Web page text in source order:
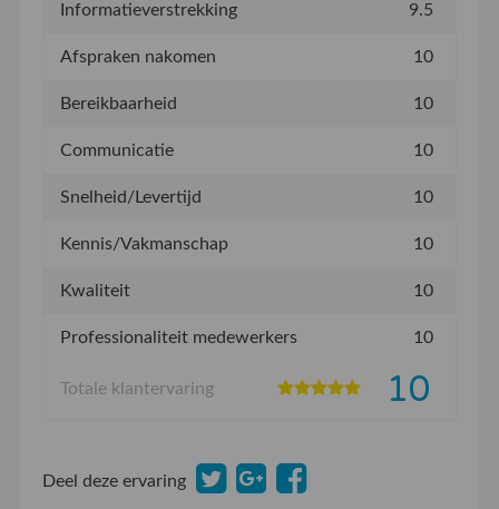
Informatieverstrekking 9.5
Afspraken nakomen 10
Bereikbaarheid 10
Communicatie 10
Snelheid/Levertijd 10
Kennis/Vakmanschap 10
Kwaliteit 10
Professionaliteit medewerkers 10
Totale klantervaring 10
Deel deze ervaring